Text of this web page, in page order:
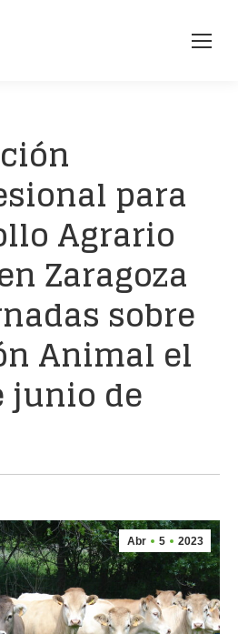
para
Agrario
Zaragoza
sobre
Animal el
junio de
Abr 5 2023